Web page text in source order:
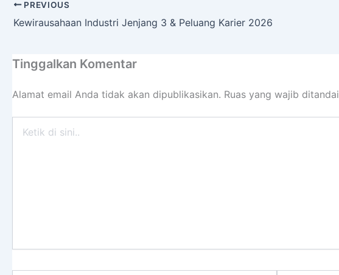
PREVIOUS
Kewirausahaan Industri Jenjang 3 & Peluang Karier 2026
Tinggalkan Komentar
Alamat email Anda tidak akan dipublikasikan. Ruas yang wajib ditandai